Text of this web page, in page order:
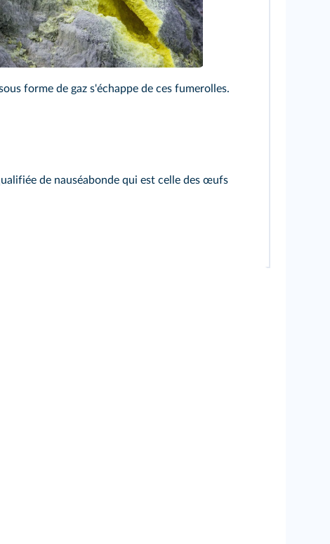
forme de gaz s'échappe de ces fumerolles.
de nauséabonde qui est celle des œufs